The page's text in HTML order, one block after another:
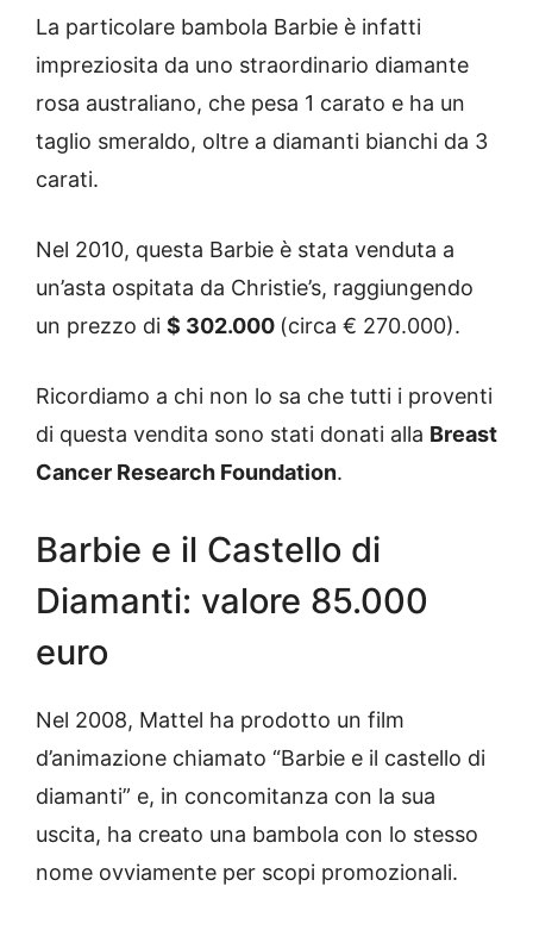
La particolare bambola Barbie è infatti
impreziosita da uno straordinario diamante
rosa australiano, che pesa 1 carato e ha un
taglio smeraldo, oltre a diamanti bianchi da 3
carati.
Nel 2010, questa Barbie è stata venduta a
un’asta ospitata da Christie’s, raggiungendo
un prezzo di $ 302.000 (circa € 270.000).
Ricordiamo a chi non lo sa che tutti i proventi
di questa vendita sono stati donati alla Breast
Cancer Research Foundation.
Barbie e il Castello di
Diamanti: valore 85.000
euro
Nel 2008, Mattel ha prodotto un film
d’animazione chiamato “Barbie e il castello di
diamanti” e, in concomitanza con la sua
uscita, ha creato una bambola con lo stesso
nome ovviamente per scopi promozionali.